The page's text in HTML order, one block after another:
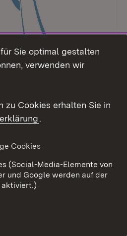
und informiert
stehen.
Sie optimal gestalten
verwenden wir
zu Cookies erhalten Sie in
.
Cookies
(Social-Media-Elemente von
und Google werden auf der
aktiviert.)